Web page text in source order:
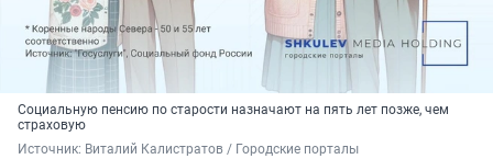
Социальную пенсию по старости назначают на пять лет позже, чем
страховую
Источник: Виталий Калистратов / Городские порталы